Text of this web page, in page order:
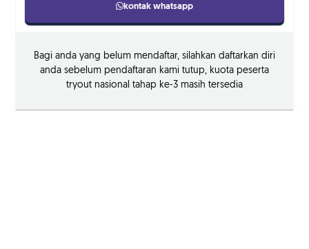
kontak whatsapp
Bagi anda yang belum mendaftar, silahkan daftarkan diri
anda sebelum pendaftaran kami tutup, kuota peserta
tryout nasional tahap ke-3 masih tersedia